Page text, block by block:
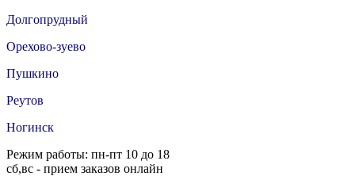
Долгопрудный
Орехово-зуево
Пушкино
Реутов
Ногинск
Режим работы: пн-пт 10 до 18
сб,вс - прием заказов онлайн